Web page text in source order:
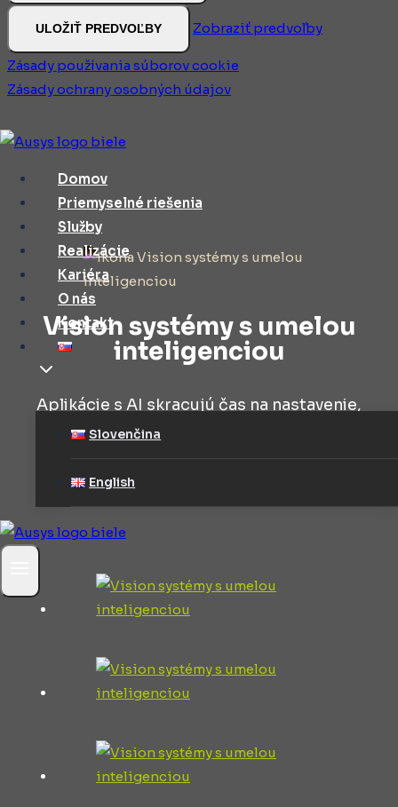
ULOŽIŤ PREDVOĽBY Zobraziť predvoľby
Zásady používania súborov cookie
Zásady ochrany osobných údajov
Skip
content
Domov
Priemyselné riešenia
Služby
Realizácie
Kariéra
O nás
Kontakt
Slovenčina
English
Vision systémy s umelou
inteligenciou
Aplikácie s AI skracujú čas na nastavenie,
a preto zvládajú náročnejšie aplikácie